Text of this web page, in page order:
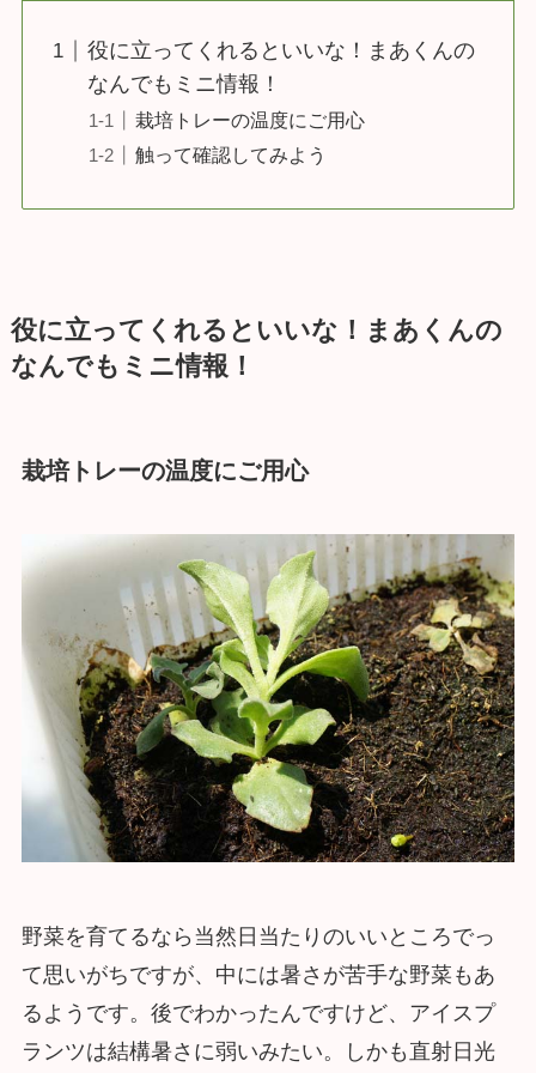
役に立ってくれるといいな！まあくんの
なんでもミニ情報！
栽培トレーの温度にご用心
触って確認してみよう
役に立ってくれるといいな！まあくんの
なんでもミニ情報！
栽培トレーの温度にご用心
野菜を育てるなら当然日当たりのいいところでっ
て思いがちですが、中には暑さが苦手な野菜もあ
るようです。後でわかったんですけど、アイスプ
ランツは結構暑さに弱いみたい。しかも直射日光